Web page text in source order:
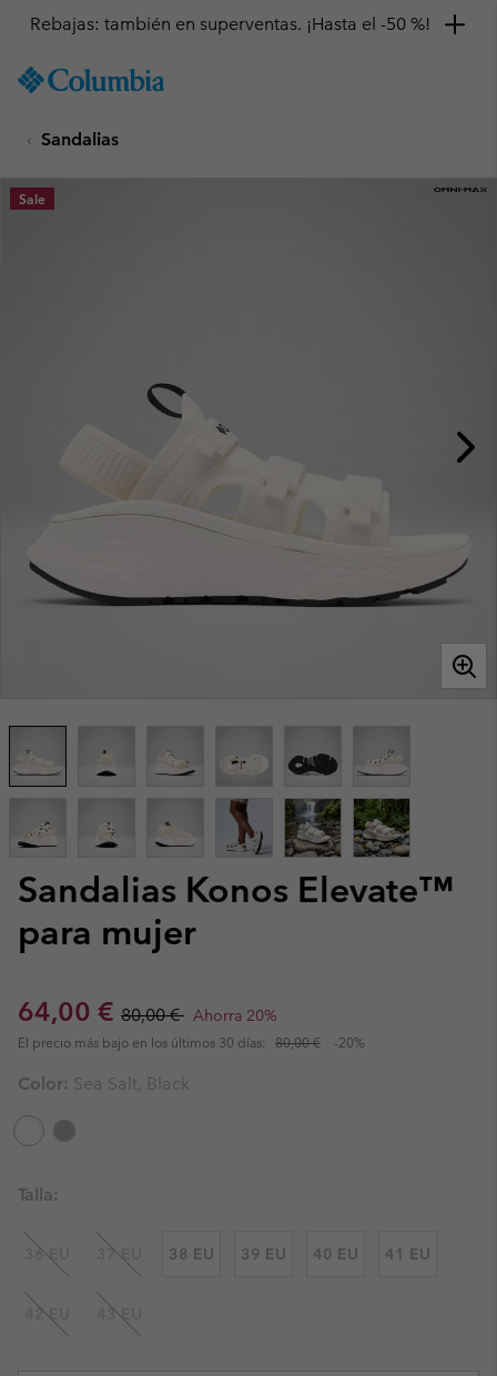
TO
SKIP
MAIN
NAV
Rebajas: también en superventas. ¡Hasta el -50 %!
Sandalias
Sandalias Konos Elevate™
para mujer
Sale price:
64,00 € Regular price:
80,00 € Ahorra 20%
El precio más bajo en los últimos 30 días: 80,00 € -20%
Sale
Color: Sea Salt, Black
Talla:
36 EU 37 EU 38 EU 39 EU 40 EU 41 EU
42 EU 43 EU